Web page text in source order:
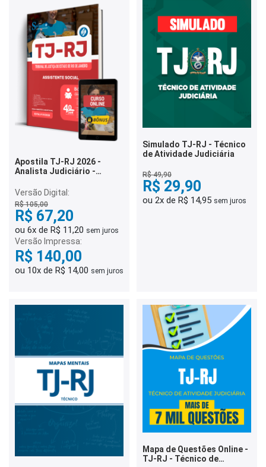
Apostila TJ-RJ 2026 -
Analista Judiciário -
Versão Digital:
R$ 105,00
R$ 67,20
ou 6x de R$ 11,20 sem juros
Versão Impressa:
R$ 140,00
ou 10x de R$ 14,00 sem juros
Simulado TJ-RJ - Técnico
de Atividade Judiciária
R$ 49,90
R$ 29,90
ou 2x de R$ 14,95 sem juros
Mapa de Questões Online -
TJ-RJ - Técnico de